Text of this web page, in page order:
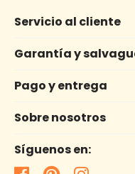
Servicio al cliente
Garantía y
Pago y entrega
Sobre nosotros
Síguenos en: